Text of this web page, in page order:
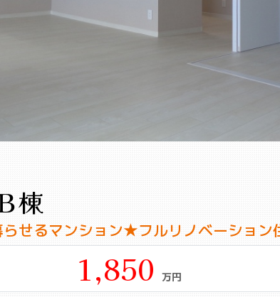
棟
せるマンション★フルリノベーション
1,850 万円